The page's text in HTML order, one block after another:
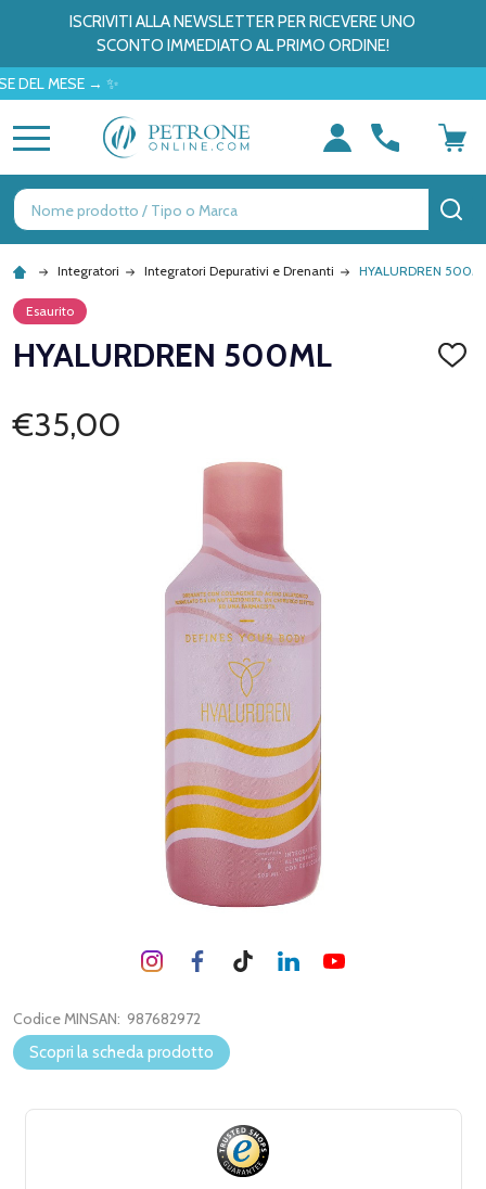
ISCRIVITI ALLA NEWSLETTER PER RICEVERE UNO
SCONTO IMMEDIATO AL PRIMO ORDINE!
→ ✨
Ricerca
Integratori Integratori Depurativi e Drenanti HYALURDREN
Esaurito
HYALURDREN 500ML
€35,00
Codice MINSAN: 987682972
Scopri la scheda prodotto